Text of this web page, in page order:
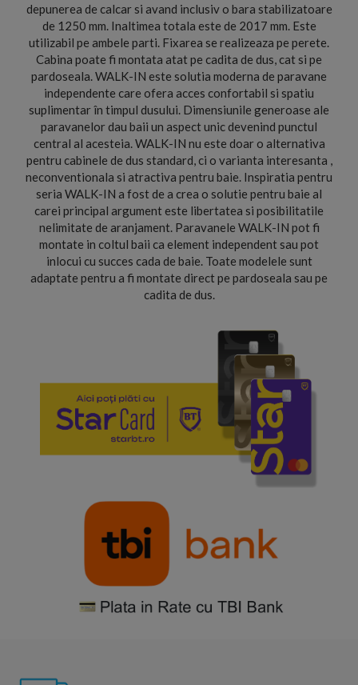
depunerea de calcar si avand inclusiv o bara stabilizatoare
de 1250 mm. Inaltimea totala este de 2017 mm. Este
utilizabil pe ambele parti. Fixarea se realizeaza pe perete.
Cabina poate fi montata atat pe cadita de dus, cat si pe
pardoseala. WALK-IN este solutia moderna de paravane
independente care ofera acces confortabil si spatiu
suplimentar în timpul dusului. Dimensiunile generoase ale
paravanelor dau baii un aspect unic devenind punctul
central al acesteia. WALK-IN nu este doar o alternativa
pentru cabinele de dus standard, ci o varianta interesanta ,
neconventionala si atractiva pentru baie. Inspiratia pentru
seria WALK-IN a fost de a crea o solutie pentru baie al
carei principal argument este libertatea si posibilitatile
nelimitate de aranjament. Paravanele WALK-IN pot fi
montate in coltul baii ca element independent sau pot
inlocui cu succes cada de baie. Toate modelele sunt
adaptate pentru a fi montate direct pe pardoseala sau pe
cadita de dus.